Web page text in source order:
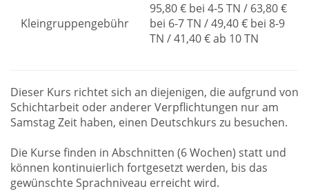
Kleingruppengebühr
95,80 € bei 4-5 TN / 63,80 €
bei 6-7 TN / 49,40 € bei 8-9
TN / 41,40 € ab 10 TN
Dieser Kurs richtet sich an diejenigen, die aufgrund von
Schichtarbeit oder anderer Verpflichtungen nur am
Samstag Zeit haben, einen Deutschkurs zu besuchen.
Die Kurse finden in Abschnitten (6 Wochen) statt und
können kontinuierlich fortgesetzt werden, bis das
gewünschte Sprachniveau erreicht wird.